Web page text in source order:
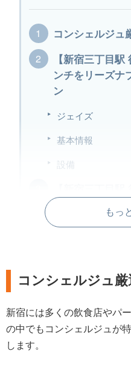
コンシェルジュ
【新宿三丁目
ンチをリーズナ
ン
ジェイズ
基本情報
設備
斬新・現代を表
【JR 新宿駅 西
み、クラシカル
もっ
コンシェルジュ
新宿には多くの飲食店やパ
の中でもコンシェルジュが
します。